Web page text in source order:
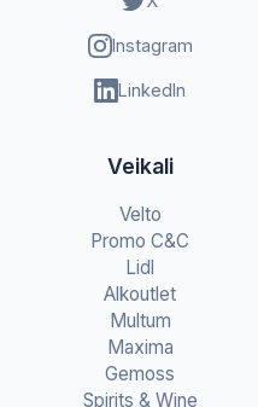
Instagram
LinkedIn
Veikali
Velto
Promo C&C
Lidl
Alkoutlet
Multum
Maxima
Gemoss
Spirits & Wine